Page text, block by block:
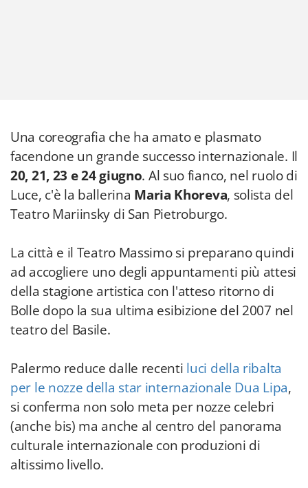
Una coreografia che ha amato e plasmato
facendone un grande successo internazionale. Il
20, 21, 23 e 24 giugno. Al suo fianco, nel ruolo di
Luce, c'è la ballerina Maria Khoreva, solista del
Teatro Mariinsky di San Pietroburgo.
La città e il Teatro Massimo si preparano quindi
ad accogliere uno degli appuntamenti più attesi
della stagione artistica con l'atteso ritorno di
Bolle dopo la sua ultima esibizione del 2007 nel
teatro del Basile.
Palermo reduce dalle recenti luci della ribalta
per le nozze della star internazionale Dua Lipa,
si conferma non solo meta per nozze celebri
(anche bis) ma anche al centro del panorama
culturale internazionale con produzioni di
altissimo livello.